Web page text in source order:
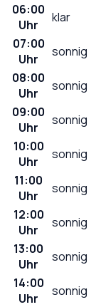
06:00
Uhr
klar
07:00
Uhr
sonnig
08:00
Uhr
sonnig
09:00
Uhr
sonnig
10:00
Uhr
sonnig
11:00
Uhr
sonnig
12:00
Uhr
sonnig
13:00
Uhr
sonnig
14:00
Uhr
sonnig